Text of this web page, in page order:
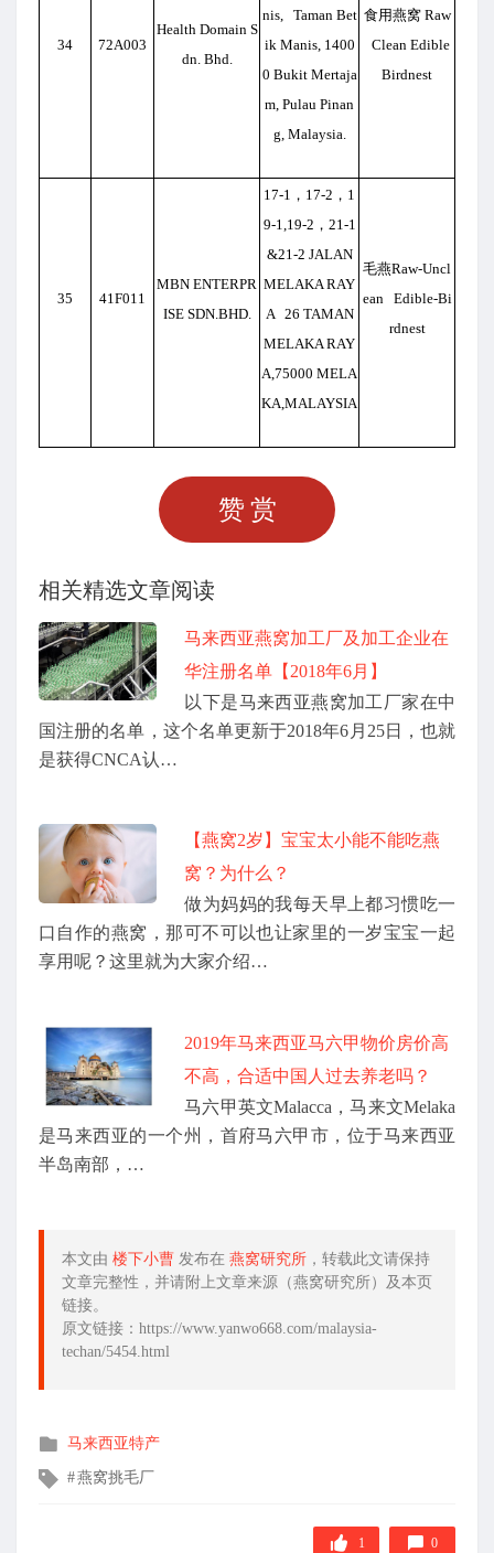
34 72A003
Health Domain S
dn. Bhd.
nis, Taman Bet
ik Manis, 1400
0 Bukit Mertaja
m, Pulau Pinan
g, Malaysia.
食用燕窝 Raw
Clean Edible
Birdnest
35 41F011
MBN ENTERPR
ISE SDN.BHD.
17-1 ，17-2，1
9-1,19-2，21-1
&21-2 JALAN
MELAKA RAY
A 26 TAMAN
MELAKA RAY
A,75000 MELA
KA,MALAYSIA
毛燕Raw-Uncl
ean Edible-Bi
rdnest
赞赏
相关精选文章阅读
马来西亚燕窝加工厂及加工企业在
华注册名单【2018年6月】
以下是马来西亚燕窝加工厂家在中
国注册的名单，这个名单更新于2018年6月25日，也就
是获得CNCA认…
【燕窝2岁】宝宝太小能不能吃燕
窝？为什么？
做为妈妈的我每天早上都习惯吃一
口自作的燕窝，那可不可以也让家里的一岁宝宝一起
享用呢？这里就为大家介绍…
2019年马来西亚马六甲物价房价高
不高，合适中国人过去养老吗？
马六甲英文Malacca，马来文Melaka
是马来西亚的一个州，首府马六甲市，位于马来西亚
半岛南部，…
本文由 楼下小曹 发布在 燕窝研究所 ，转载此文请保持
文章完整性，并请附上文章来源（燕窝研究所）及本页
链接。
原文链接：https://www.yanwo668.com/malaysia-
techan/5454.html
发
在
马来西亚特产
文燕窝挑毛厂
1 0